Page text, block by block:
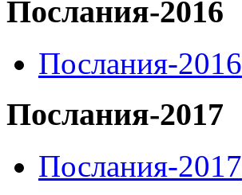
Послания-2016
Послания-2016
Послания-2017
Послания-2017